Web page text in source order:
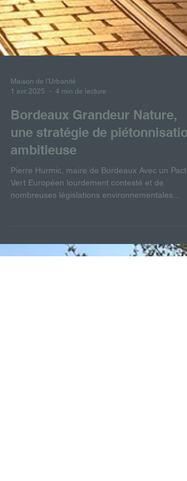
1 avr. 2025
4 min de lecture
Bordeaux Grandeur Nature,
une stratégie de
ambitieuse
Pierre Hurmic, maire de Bordeaux Avec un Pacte